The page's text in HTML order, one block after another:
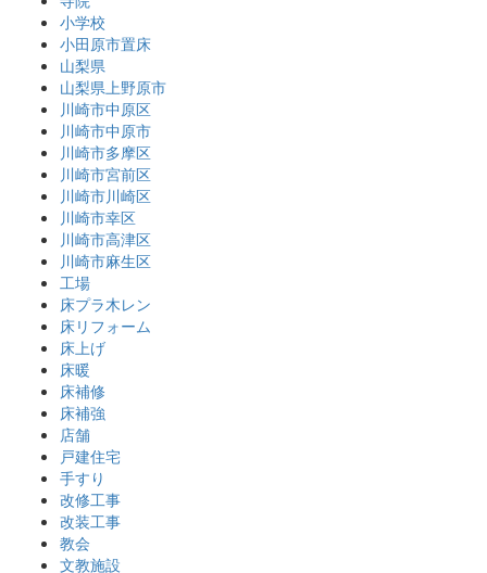
小学校
小田原市置床
山梨県
山梨県上野原市
川崎市中原区
川崎市中原市
川崎市多摩区
川崎市宮前区
川崎市川崎区
川崎市幸区
川崎市高津区
川崎市麻生区
工場
床プラ木レン
床リフォーム
床上げ
床暖
床補修
床補強
店舗
戸建住宅
手すり
改修工事
改装工事
教会
文教施設